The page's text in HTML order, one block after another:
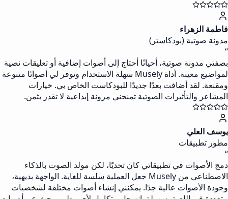
فاطمة الزهراء
مدونة صوتية (بودكاستر)
“
بصفتي مدونة صوتية، أحيانًا أحتاج إلى أصوات إضافية أو تعليقات نصية
لمواضيع معينة. أداة Musely سهلة الاستخدام وتوفر لي أصواتًا متنوعة
ومقنعة. لقد أضافت بعدًا جديدًا للبودكاست الخاص بي. خيارات
المشاعر والتأثيرات الصوتية تمنحني مرونة إبداعية لا تقدر بثمن.
يوسف العلي
مطور تطبيقات
“
دمج الأصوات في تطبيقاتي كان تحديًا، لكن مولد الصوت بالذكاء
الاصطناعي من Musely جعل العملية سلسة للغاية. الواجهة بديهية،
وجودة الأصوات عالية جدًا. يمكنني إنشاء أصوات مختلفة لشخصيات